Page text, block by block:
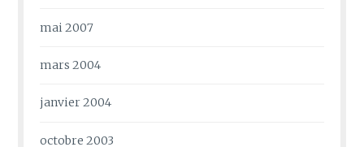
mai 2007
mars 2004
janvier 2004
octobre 2003